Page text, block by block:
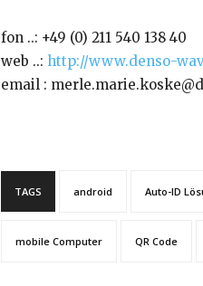
fon ..: +49 (0) 211 540 138 40
web ..: http://www.denso-
email :
TAGS android Auto-ID
mobile Computer QR Code